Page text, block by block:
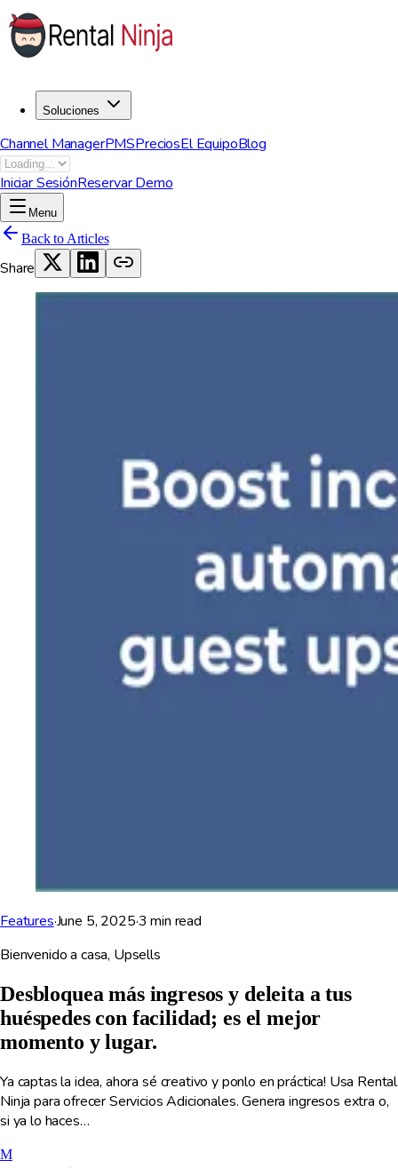
Soluciones
Channel ManagerPMSPreciosEl EquipoBlog
Iniciar SesiónReservar Demo
Menu
Back to Articles
Share
Features·June 5, 2025·3 min read
Bienvenido a casa, Upsells
Desbloquea más ingresos y deleita a tus
huéspedes con facilidad; es el mejor
momento y lugar.
Ya captas la idea, ahora sé creativo y ponlo en práctica! Usa Rental
Ninja para ofrecer Servicios Adicionales. Genera ingresos extra o,
si ya lo haces…
M